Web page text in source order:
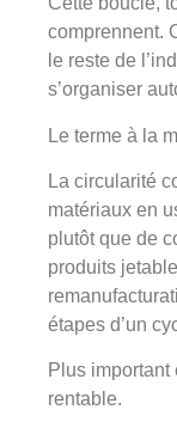
comprennent.
le reste de
s’organiser
Le terme à la
La circularité
matériaux en
plutôt que de
produits
étapes d’un
Plus important
rentable.